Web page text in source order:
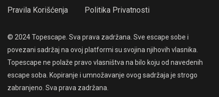
Pravila Korišćenja Politika Privatnosti
© 2024 Topescape. Sva prava zadržana. Sve escape sobe i
povezani sadržaj na ovoj platformi su svojina njihovih vlasnika.
Topescape ne polaže pravo vlasništva na bilo koju od navedenih
escape soba. Kopiranje i umnožavanje ovog sadržaja je strogo
zabranjeno. Sva prava zadržana.